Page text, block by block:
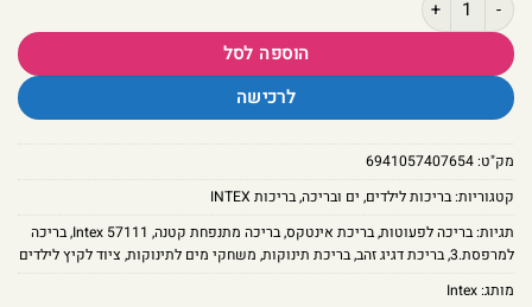
הוספה לסל
לרכישה
מק"ט:6941057407654
קטגוריות:בריכות לילדים, ים ובריכה,בריכות INTEX
תגיות:בריכה לפעוטות,בריכת אינטקס,בריכה מתנפחת קטנה,
Intex 57111
,בריכה
למרפסת.3 ,בריכת דגיג זהב,בריכת תינוקות, משחקי מים לתינוקות, ציוד לקיץ לילדים
מותג:Intex